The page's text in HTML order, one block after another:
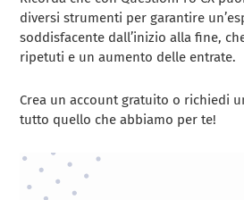
diversi strumenti per garantire
soddisfacente dall’inizio alla fine,
ripetuti e un aumento delle entrate.
Crea un account gratuito o richiedi
tutto quello che abbiamo per te!